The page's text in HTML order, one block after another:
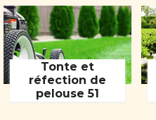
Tonte et
réfection de
pelouse 51